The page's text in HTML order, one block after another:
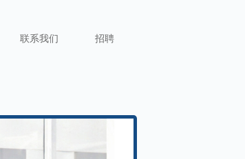
联系我们 招聘